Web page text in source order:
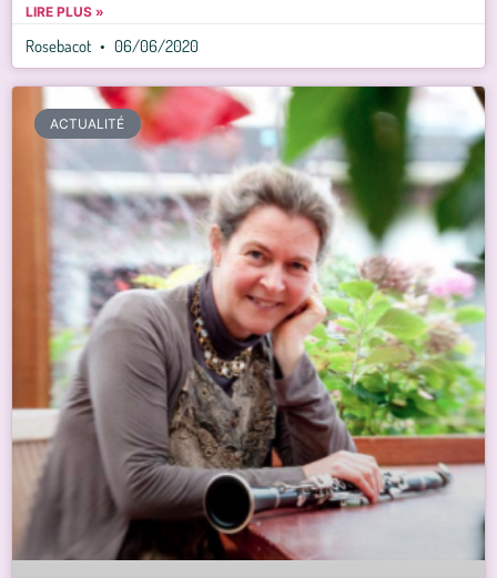
LIRE PLUS »
Rosebacot 06/06/2020
ACTUALITÉ